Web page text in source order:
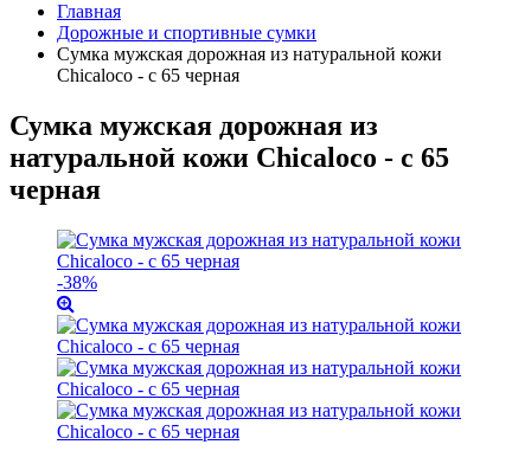
Главная
Дорожные и спортивные сумки
Сумка мужская дорожная из натуральной кожи
Chicaloco - c 65 черная
Сумка мужская дорожная из
натуральной кожи Chicaloco - c 65
черная
-38%